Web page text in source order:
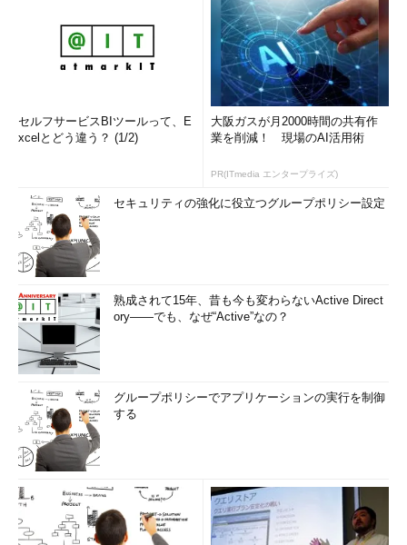
セルフサービスBIツールって、E
xcelとどう違う？ (1/2)
大阪ガスが月2000時間の共有作
業を削減！ 現場のAI活用術
PR(ITmedia エンタープライズ)
セキュリティの強化に役立つグループポリシー設定
熟成されて15年、昔も今も変わらないActive Direct
ory――でも、なぜ“Active”なの？
グループポリシーでアプリケーションの実行を制御
する